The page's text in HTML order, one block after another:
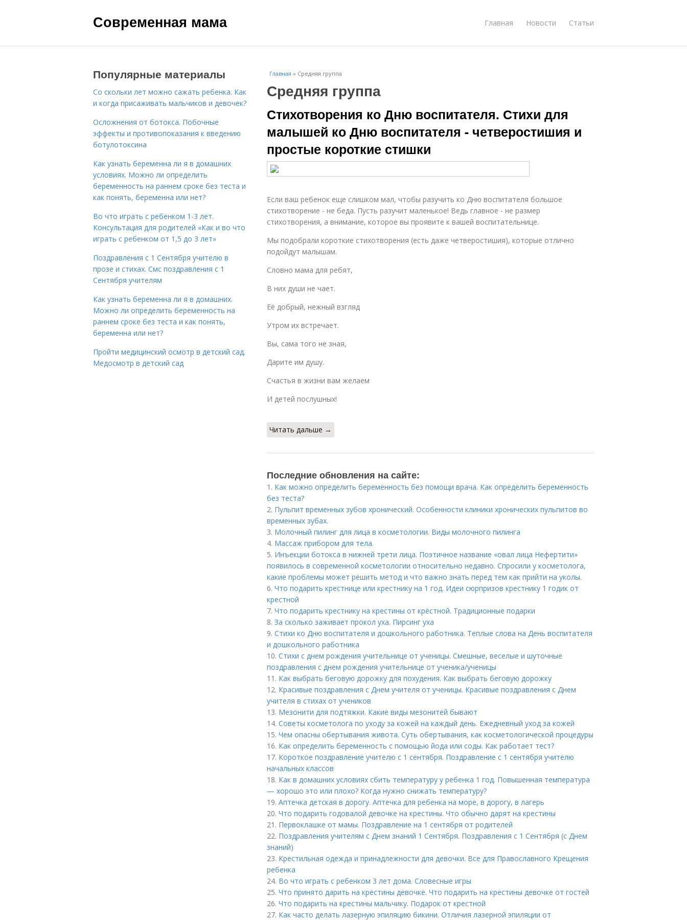
Современная мама Главная Новости Статьи
Главная » Средняя группа
Средняя группа
Стихотворения ко Дню воспитателя. Стихи для
малышей ко Дню воспитателя - четверостишия и
простые короткие стишки
Если ваш ребенок еще слишком мал, чтобы разучить ко Дню воспитателя большое
стихотворение - не беда. Пусть разучит маленькое! Ведь главное - не размер
стихотворения, а внимание, которое вы проявите к вашей воспитательнице.
Мы подобрали короткие стихотворения (есть даже четверостишия), которые отлично
подойдут малышам.
Словно мама для ребят,
В них души не чает.
Её добрый, нежный взгляд
Утром их встречает.
Вы, сама того не зная,
Дарите им душу.
Счастья в жизни вам желаем
И детей послушных!
Читать дальше →
Последние обновления на сайте:
1. Как можно определить беременность без помощи врача. Как определить беременность
без теста?
2. Пульпит временных зубов хронический. Особенности клиники хронических пульпитов во
временных зубах.
3. Молочный пилинг для лица в косметологии. Виды молочного пилинга
4. Массаж прибором для тела.
5. Инъекции ботокса в нижней трети лица. Поэтичное название «овал лица Нефертити»
появилось в современной косметологии относительно недавно. Спросили у косметолога,
какие проблемы может решить метод и что важно знать перед тем как прийти на уколы.
6. Что подарить крестнице или крестнику на 1 год. Идеи сюрпризов крестнику 1 годик от
крестной
7. Что подарить крестнику на крестины от крёстной. Традиционные подарки
8. За сколько заживает прокол уха. Пирсинг уха
9. Стихи ко Дню воспитателя и дошкольного работника. Теплые слова на День воспитателя
и дошкольного работника
10. Стихи с днем рождения учительнице от ученицы. Смешные, веселые и шуточные
поздравления с днем рождения учительнице от ученика/ученицы
11. Как выбрать беговую дорожку для похудения. Как выбрать беговую дорожку
12. Красивые поздравления с Днем учителя от ученицы. Красивые поздравления с Днем
учителя в стихах от учеников
13. Мезонити для подтяжки. Какие виды мезонитей бывают
14. Советы косметолога по уходу за кожей на каждый день. Ежедневный уход за кожей
15. Чем опасны обертывания живота. Суть обертывания, как косметологической процедуры
16. Как определить беременность с помощью йода или соды. Как работает тест?
17. Короткое поздравление учителю с 1 сентября. Поздравление с 1 сентября учителю
начальных классов
18. Как в домашних условиях сбить температуру у ребенка 1 год. Повышенная температура
— хорошо это или плохо? Когда нужно снижать температуру?
19. Аптечка детская в дорогу. Аптечка для ребенка на море, в дорогу, в лагерь
20. Что подарить годовалой девочке на крестины. Что обычно дарят на крестины
21. Первоклашке от мамы. Поздравление на 1 сентября от родителей
22. Поздравления учителям с Днем знаний 1 Сентября. Поздравления с 1 Сентября (с Днем
знаний)
23. Крестильная одежда и принадлежности для девочки. Все для Православного Крещения
ребенка
24. Во что играть с ребенком 3 лет дома. Словесные игры
25. Что принято дарить на крестины девочке. Что подарить на крестины девочке от гостей
26. Что подарить на крестины мальчику. Подарок от крестной
27. Как часто делать лазерную эпиляцию бикини. Отличия лазерной эпиляции от
Популярные материалы
Со скольки лет можно сажать ребенка. Как
и когда присаживать мальчиков и девочек?
Осложнения от ботокса. Побочные
эффекты и противопоказания к введению
ботулотоксина
Как узнать беременна ли я в домашних
условиях. Можно ли определить
беременность на раннем сроке без теста и
как понять, беременна или нет?
Во что играть с ребенком 1-3 лет.
Консультация для родителей «Как и во что
играть с ребенком от 1,5 до 3 лет»
Поздравления с 1 Сентября учителю в
прозе и стихах. Смс поздравления с 1
Сентября учителям
Как узнать беременна ли я в домашних.
Можно ли определить беременность на
раннем сроке без теста и как понять,
беременна или нет?
Пройти медицинский осмотр в детский сад.
Медосмотр в детский сад